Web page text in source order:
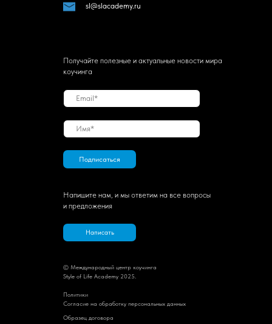
Получайте полезные и актуальные новости мира
коучинга
Подписаться
Написать
Напишите нам, и мы ответим на все вопросы
и предложения
© Международный центр коучинга
Style of Life Academy 2025.
Политики
Cогласие на обработку персональных данных
Образец договора
sl@slacademy.ru